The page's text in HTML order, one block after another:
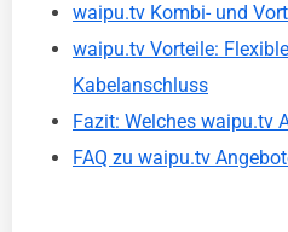
waipu.tv Kombi- und
waipu.tv Vorteile:
Kabelanschluss
Fazit: Welches waipu.tv
FAQ zu waipu.tv